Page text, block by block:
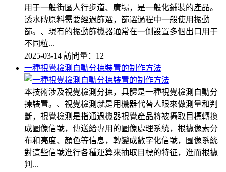
用于一般街區人行步道、廣場，是一般化鋪裝的產品。
透水磚原料需要經過篩選，篩選過程中一般使用振動
篩。、現有的振動篩機器通常在一側設置多個出口用于
不同粒...
2025-03-14 訪問量：12
一種視覺檢測自動分揀裝置的制作方法
本技術涉及視覺檢測分揀，具體是一種視覺檢測自動分
揀裝置。、視覺檢測就是用機器代替人眼來做測量和判
斷，視覺檢測是指通過機器視覺產品將被攝取目標轉換
成圖像信號，傳送給專用的圖像處理系統，根據像素分
布和亮度、顏色等信息，轉變成數字化信號，圖像系統
對這些信號進行各種運算來抽取目標的特征，進而根據
判...